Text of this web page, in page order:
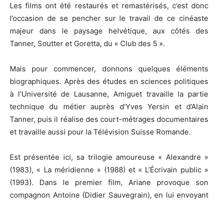
Les films ont été restaurés et remastérisés, c’est donc
l’occasion de se pencher sur le travail de ce cinéaste
majeur dans le paysage helvétique, aux côtés des
Tanner, Soutter et Goretta, du « Club des 5 ».
Mais pour commencer, donnons quelques éléments
biographiques. Après des études en sciences politiques
à l’Université de Lausanne, Amiguet travaille la partie
technique du métier auprès d’Yves Yersin et d’Alain
Tanner, puis il réalise des court-métrages documentaires
et travaille aussi pour la Télévision Suisse Romande.
Est présentée ici, sa trilogie amoureuse « Alexandre »
(1983), « La méridienne » (1988) et « L’Écrivain public »
(1993). Dans le premier film, Ariane provoque son
compagnon Antoine (Didier Sauvegrain), en lui envoyant